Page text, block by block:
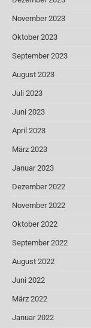
November 2023
Oktober 2023
September 2023
August 2023
Juli 2023
Juni 2023
April 2023
März 2023
Januar 2023
Dezember 2022
November 2022
Oktober 2022
September 2022
August 2022
Juni 2022
März 2022
Januar 2022